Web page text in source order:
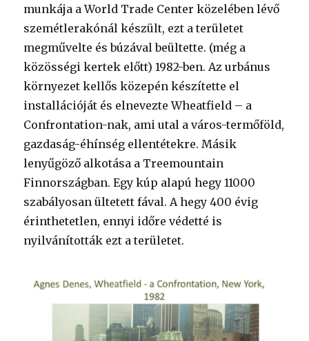
munkája a World Trade Center közelében lévő
szemétlerakónál készült, ezt a területet
megművelte és búzával beültette. (még a
közösségi kertek előtt) 1982-ben. Az urbánus
környezet kellős közepén készítette el
installációját és elnevezte Wheatfield – a
Confrontation-nak, ami utal a város-termőföld,
gazdaság-éhínség ellentétekre. Másik
lenyűgöző alkotása a Treemountain
Finnországban. Egy kúp alapú hegy 11000
szabályosan ültetett fával. A hegy 400 évig
érinthetetlen, ennyi időre védetté is
nyilvánították ezt a területet.